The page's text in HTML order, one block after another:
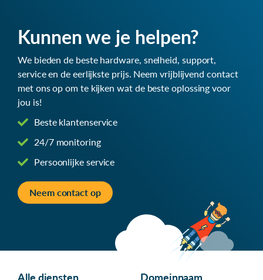
Kunnen we je helpen?
We bieden de beste hardware, snelheid, support,
service en de eerlijkste prijs. Neem vrijblijvend contact
met ons op om te kijken wat de beste oplossing voor
jou is!
Beste klantenservice
24/7 monitoring
Persoonlijke service
Neem contact op
Alle diensten Domeinnaam